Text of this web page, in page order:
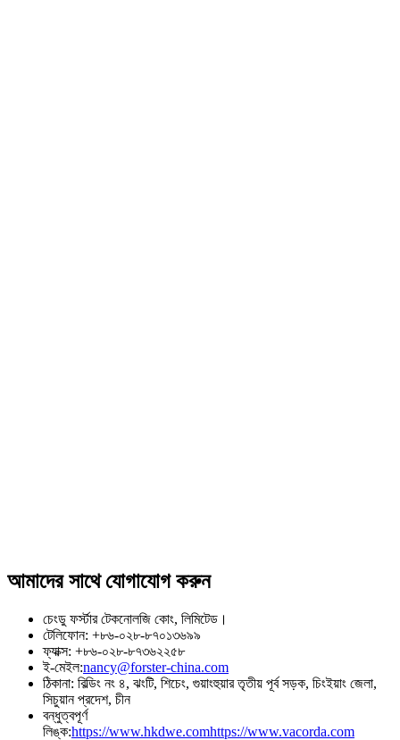
আমাদের সাথে যোগাযোগ করুন
চেংডু ফর্স্টার টেকনোলজি কোং, লিমিটেড।
টেলিফোন: +৮৬-০২৮-৮৭০১৩৬৯৯
ফ্যাক্স: +৮৬-০২৮-৮৭৩৬২২৫৮
ই-মেইল:nancy@forster-china.com
ঠিকানা: বিল্ডিং নং ৪, ঝংটি, শিচেং, গুয়াংহুয়ার তৃতীয় পূর্ব সড়ক, চিংইয়াং জেলা,
সিচুয়ান প্রদেশ, চীন
বন্ধুত্বপূর্ণ
লিঙ্ক:https://www.hkdwe.comhttps://www.vacorda.com